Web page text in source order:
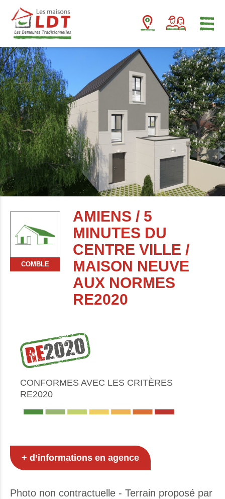
COMBLE
AMIENS / 5
MINUTES DU
CENTRE VILLE /
MAISON NEUVE
AUX NORMES
RE2020
CONFORMES AVEC LES CRITÈRES
RE2020
+ d’informations en agence
Photo non contractuelle - Terrain proposé par